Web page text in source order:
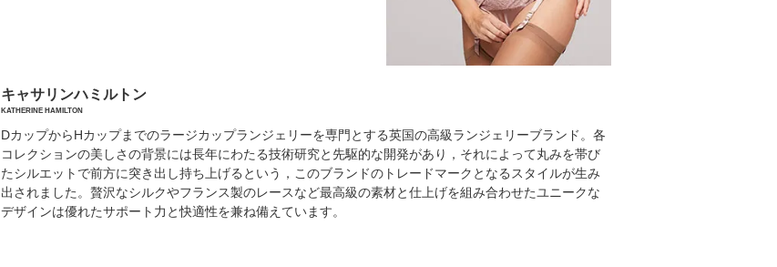
キャサリンハミルトン
KATHERINE HAMILTON
DカップからHカップまでのラージカップランジェリーを専門とする英国の高級ランジェリーブランド。各
コレクションの美しさの背景には長年にわたる技術研究と先駆的な開発があり，それによって丸みを帯び
たシルエットで前方に突き出し持ち上げるという，このブランドのトレードマークとなるスタイルが生み
出されました。贅沢なシルクやフランス製のレースなど最高級の素材と仕上げを組み合わせたユニークな
デザインは優れたサポート力と快適性を兼ね備えています。